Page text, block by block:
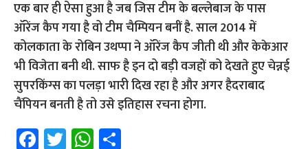
एक बार ही ऐसा हुआ है जब जिस टीम के बल्लेबाज के पास
ऑरेंज कैप गया है वो टीम चैम्पियन बनीं है. साल 2014 में
कोलकाता के रोबिन उथप्‍पा ने ऑरेंज कैप जीती थी और केकेआर
भी विजेता बनी थी.साफ है इन दो बड़ी वजहों को देखते हुए चेन्नई
सुपरकिंग्स का पलड़ा भारी दिख रहा है और अगर हैदराबाद
चैंपियन बनती है तो उसे इतिहास रचना होगा.
Fa T W